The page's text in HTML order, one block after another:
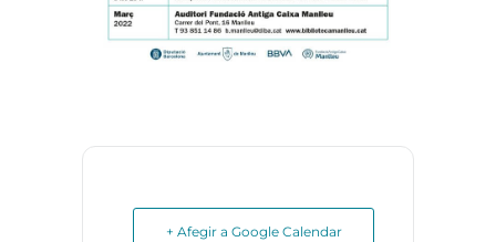
+ Afegir a Google Calendar